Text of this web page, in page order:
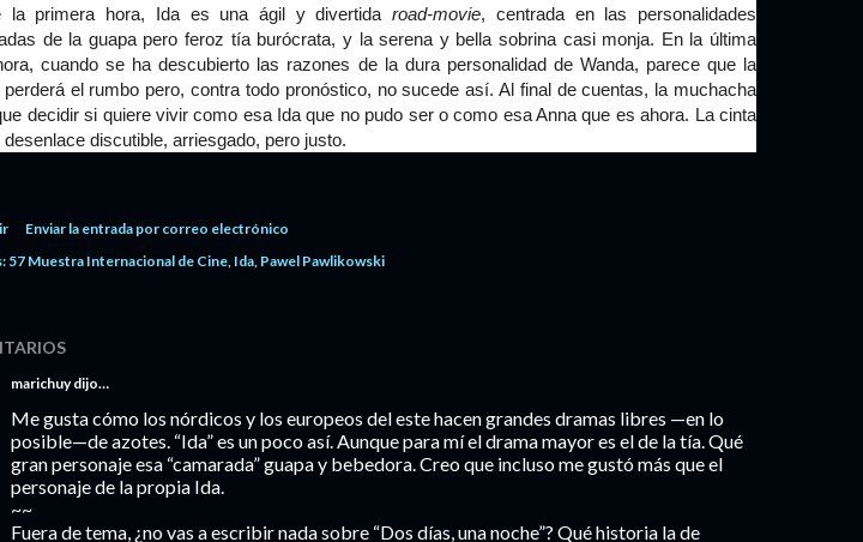
la primera hora, Ida es una ágil y divertida road-movie, centrada en las personalidades
de la guapa pero feroz tía burócrata, y la serena y bella sobrina casi monja. En la última
cuando se ha descubierto las razones de la dura personalidad de Wanda, parece que la
perderá el rumbo pero, contra todo pronóstico, no sucede así. Al final de cuentas, la muchacha
decidir si quiere vivir como esa Ida que no pudo ser o como esa Anna que es ahora. La cinta
desenlace discutible, arriesgado, pero justo.
Enviar la entrada por correo electrónico
57 Muestra Internacional de Cine Ida Pawel Pawlikowski
marichuydijo…
Me gusta cómo los nórdicos y los europeos del este hacen grandes dramas libres —en lo
posible—de azotes. “Ida” es un poco así. Aunque para mí el drama mayor es el de la tía. Qué
gran personaje esa “camarada” guapa y bebedora. Creo que incluso me gustó más que el
personaje de la propia Ida.
~~
Fuera de tema, ¿no vas a escribir nada sobre “Dos días, una noche”? Qué historia la de